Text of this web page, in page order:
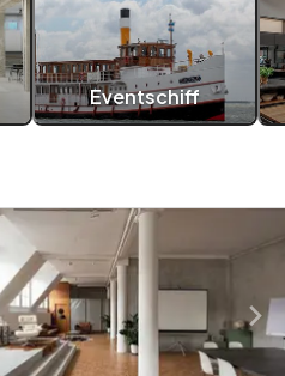
Eventschiff